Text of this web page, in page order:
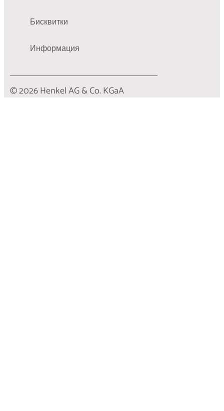
Бисквитки
Информация
© 2026 Henkel AG & Co. KGaA